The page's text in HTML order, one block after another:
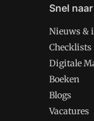
Snel naar
Nieuws &
Checklists
Digitale
Boeken
Blogs
Vacatures